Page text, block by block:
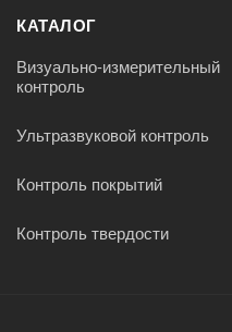
КАТАЛОГ
Визуально-измерительный
контроль
Ультразвуковой контроль
Контроль покрытий
Контроль твердости